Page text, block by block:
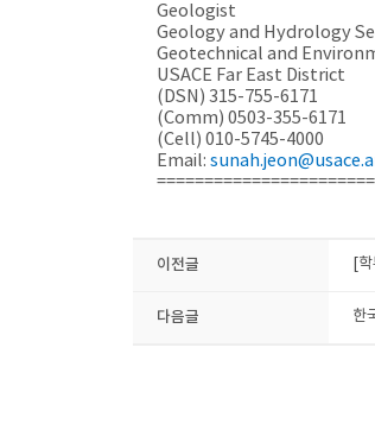
Geologist
Geology and Hydrology
Geotechnical and
USACE Far East District
(DSN) 315-755-6171
(Comm) 0503-355-6171
(Cell) 010-5745-4000
Email:
이전글 [
다음글 한